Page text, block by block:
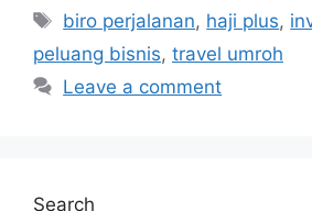
Tags
biro perjalanan, haji plus,
peluang bisnis, travel umroh
Leave a comment
Search